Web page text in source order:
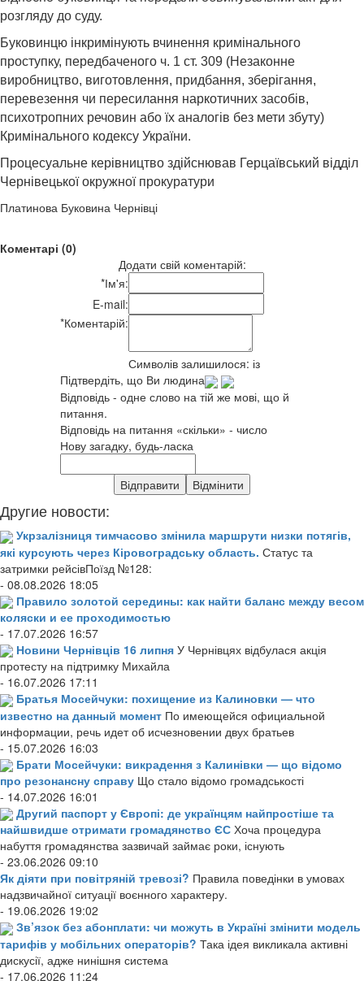
розгляду до суду.
Буковинцю інкримінують вчинення кримінального
проступку, передбаченого ч. 1 ст. 309 (Незаконне
виробництво, виготовлення, придбання, зберігання,
перевезення чи пересилання наркотичних засобів,
психотропних речовин або їх аналогів без мети збуту)
Кримінального кодексу України.
Процесуальне керівництво здійснював Герцаївський відділ
Чернівецької окружної прокуратури
Платинова Буковина Чернівці
Коментарі (0)
Додати свій коментарій:
*Ім'я:
E-mail:
*Коментарій:
Символів залишилося: із
Підтвердіть, що Ви людина
Відповідь - одне слово на тій же мові, що й
питання.
Відповідь на питання «скільки» - число
Нову загадку, будь-ласка
Другие новости:
Укрзалізниця тимчасово змінила маршрути низки потягів,
які курсують через Кіровоградську область. Статус та
затримки рейсівПоїзд №128:
- 08.08.2026 18:05
Правило золотой середины: как найти баланс между весом
коляски и ее проходимостью
- 17.07.2026 16:57
Новини Чернівців 16 липня У Чернівцях відбулася акція
протесту на підтримку Михайла
- 16.07.2026 17:11
Братья Мосейчуки: похищение из Калиновки — что
известно на данный момент По имеющейся официальной
информации, речь идет об исчезновении двух братьев
- 15.07.2026 16:03
Брати Мосейчуки: викрадення з Калинівки — що відомо
про резонансну справу Що стало відомо громадськості
- 14.07.2026 16:01
Другий паспорт у Європі: де українцям найпростіше та
найшвидше отримати громадянство ЄС Хоча процедура
набуття громадянства зазвичай займає роки, існують
- 23.06.2026 09:10
Як діяти при повітряній тревозі? Правила поведінки в умовах
надзвичайної ситуації воєнного характеру.
- 19.06.2026 19:02
Зв’язок без абонплати: чи можуть в Україні змінити модель
тарифів у мобільних операторів? Така ідея викликала активні
дискусії, адже нинішня система
- 17.06.2026 11:24